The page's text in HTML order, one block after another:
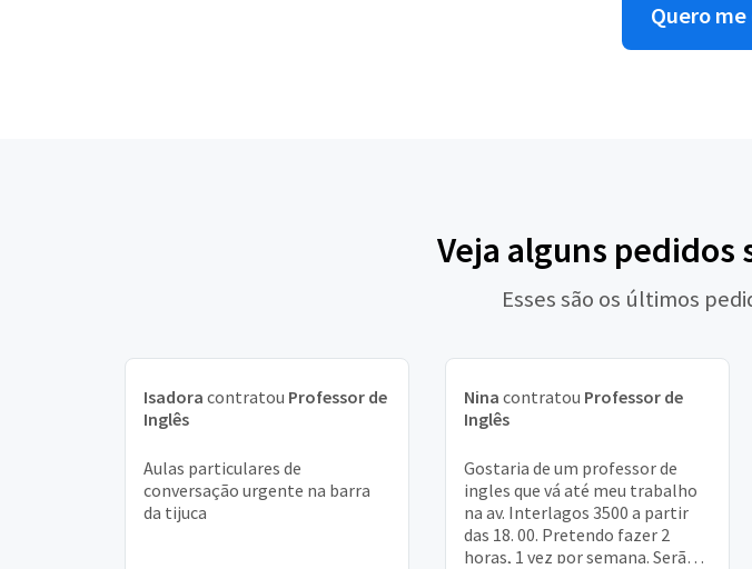
Quero
Veja alguns pedidos
Esses são os últimos
Isadora contratou Professor de
Inglês
Aulas particulares de
conversação urgente na barra
da tijuca
Nina contratou Professor de
Inglês
Gostaria de um professor de
ingles que vá até meu trabalho
na av. Interlagos 3500 a partir
das 18. 00. Pretendo fazer 2
horas, 1 vez por semana. Serão